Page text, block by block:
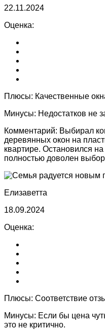
22.11.2024
Оценка:
Плюсы: Качественные
Минусы: Недостатков не
Комментарий: Выбирал
деревянных окон на
квартире. Остановился
полностью доволен
Елизаветта
18.09.2024
Оценка:
Плюсы: Соответствие
Минусы: Если бы цена
это не критично.